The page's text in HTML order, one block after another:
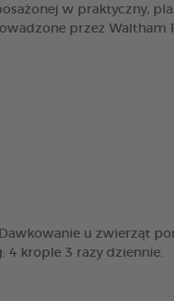
w praktyczny,
przez Waltham
u zwierząt
4 krople 3 razy dziennie.